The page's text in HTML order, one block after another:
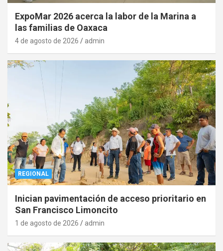
ExpoMar 2026 acerca la labor de la Marina a
las familias de Oaxaca
4 de agosto de 2026 admin
REGIONAL
Inician pavimentación de acceso prioritario en
San Francisco Limoncito
1 de agosto de 2026 admin